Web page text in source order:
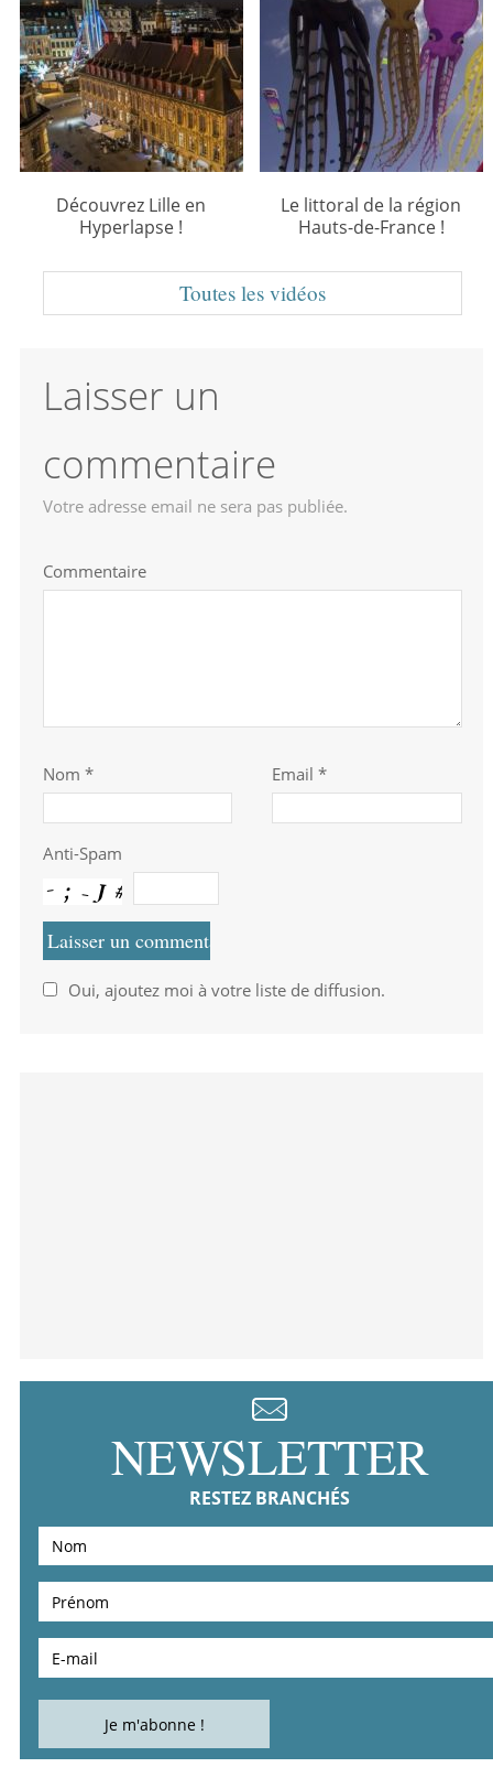
Découvrez Lille en
Hyperlapse !
Le littoral de la région
Hauts-de-France !
Toutes les vidéos
Laisser un
commentaire
Votre adresse email ne sera pas publiée.
Commentaire
Nom * Email *
Anti-Spam
Oui, ajoutez moi à votre liste de diffusion.
NEWSLETTER
RESTEZ BRANCHÉS